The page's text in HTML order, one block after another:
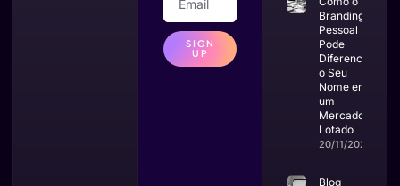
SIGN
UP
Branding
Pessoal
Pode
Diferenciar
o Seu
Nome em
um
Mercado
Lotado
20/11/2025
Blog